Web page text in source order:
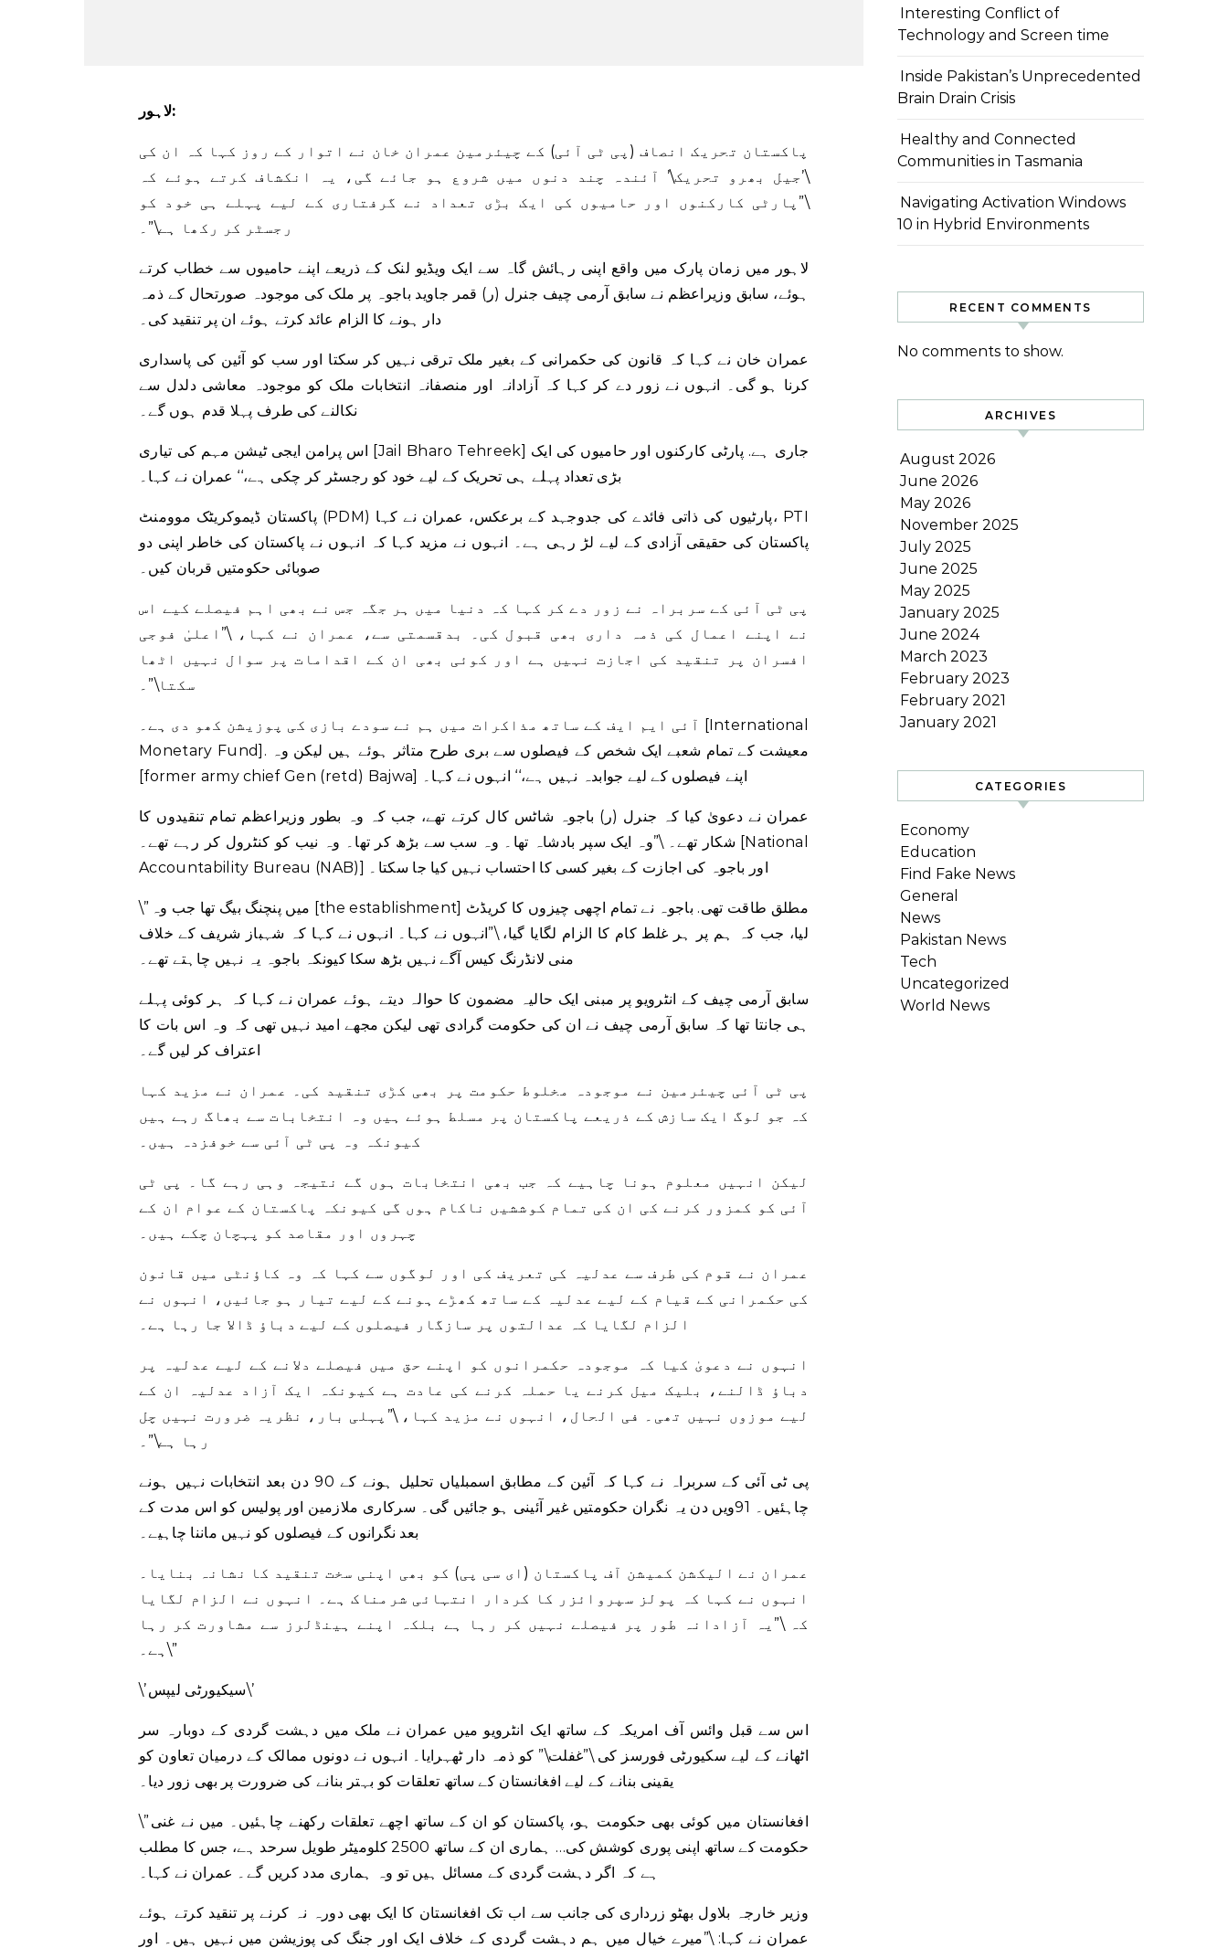
لاہور:
پاکستان تحریک انصاف (پی ٹی آئی) کے چیئرمین عمران خان نے اتوار کے روز کہا کہ ان کی
\’جیل بھرو تحریک\’ آئندہ چند دنوں میں شروع ہو جائے گی، یہ انکشاف کرتے ہوئے کہ
\”پارٹی کارکنوں اور حامیوں کی ایک بڑی تعداد نے گرفتاری کے لیے پہلے ہی خود کو
رجسٹر کر رکھا ہے\”۔
لاہور میں زمان پارک میں واقع اپنی رہائش گاہ سے ایک ویڈیو لنک کے ذریعے اپنے حامیوں سے خطاب کرتے
ہوئے، سابق وزیراعظم نے سابق آرمی چیف جنرل (ر) قمر جاوید باجوہ پر ملک کی موجودہ صورتحال کے ذمہ
دار ہونے کا الزام عائد کرتے ہوئے ان پر تنقید کی۔
عمران خان نے کہا کہ قانون کی حکمرانی کے بغیر ملک ترقی نہیں کر سکتا اور سب کو آئین کی پاسداری
کرنا ہو گی۔ انہوں نے زور دے کر کہا کہ آزادانہ اور منصفانہ انتخابات ملک کو موجودہ معاشی دلدل سے
نکالنے کی طرف پہلا قدم ہوں گے۔
اس پرامن ایجی ٹیشن مہم کی تیاری [Jail Bharo Tehreek] جاری ہے. پارٹی کارکنوں اور حامیوں کی ایک
بڑی تعداد پہلے ہی تحریک کے لیے خود کو رجسٹر کر چکی ہے،‘‘ عمران نے کہا۔
پاکستان ڈیموکریٹک موومنٹ (PDM) پارٹیوں کی ذاتی فائدے کی جدوجہد کے برعکس، عمران نے کہا، PTI
پاکستان کی حقیقی آزادی کے لیے لڑ رہی ہے۔ انہوں نے مزید کہا کہ انہوں نے پاکستان کی خاطر اپنی دو
صوبائی حکومتیں قربان کیں۔
پی ٹی آئی کے سربراہ نے زور دے کر کہا کہ دنیا میں ہر جگہ جس نے بھی اہم فیصلے کیے اس
نے اپنے اعمال کی ذمہ داری بھی قبول کی۔ بدقسمتی سے، عمران نے کہا، \”اعلیٰ فوجی
افسران پر تنقید کی اجازت نہیں ہے اور کوئی بھی ان کے اقدامات پر سوال نہیں اٹھا
سکتا\”۔
آئی ایم ایف کے ساتھ مذاکرات میں ہم نے سودے بازی کی پوزیشن کھو دی ہے۔ [International
Monetary Fund]. معیشت کے تمام شعبے ایک شخص کے فیصلوں سے بری طرح متاثر ہوئے ہیں لیکن وہ
[former army chief Gen (retd) Bajwa] اپنے فیصلوں کے لیے جوابدہ نہیں ہے،‘‘ انہوں نے کہا۔
عمران نے دعویٰ کیا کہ جنرل (ر) باجوہ شاٹس کال کرتے تھے، جب کہ وہ بطور وزیراعظم تمام تنقیدوں کا
شکار تھے۔ \”وہ ایک سپر بادشاہ تھا۔ وہ سب سے بڑھ کر تھا۔ وہ نیب کو کنٹرول کر رہے تھے۔ [National
Accountability Bureau (NAB)] اور باجوہ کی اجازت کے بغیر کسی کا احتساب نہیں کیا جا سکتا۔
\”میں پنچنگ بیگ تھا جب وہ [the establishment] مطلق طاقت تھی. باجوہ نے تمام اچھی چیزوں کا کریڈٹ
لیا، جب کہ ہم پر ہر غلط کام کا الزام لگایا گیا، \”انہوں نے کہا۔ انہوں نے کہا کہ شہباز شریف کے خلاف
منی لانڈرنگ کیس آگے نہیں بڑھ سکا کیونکہ باجوہ یہ نہیں چاہتے تھے۔
سابق آرمی چیف کے انٹرویو پر مبنی ایک حالیہ مضمون کا حوالہ دیتے ہوئے عمران نے کہا کہ ہر کوئی پہلے
ہی جانتا تھا کہ سابق آرمی چیف نے ان کی حکومت گرادی تھی لیکن مجھے امید نہیں تھی کہ وہ اس بات کا
اعتراف کر لیں گے۔
پی ٹی آئی چیئرمین نے موجودہ مخلوط حکومت پر بھی کڑی تنقید کی۔ عمران نے مزید کہا
کہ جو لوگ ایک سازش کے ذریعے پاکستان پر مسلط ہوئے ہیں وہ انتخابات سے بھاگ رہے ہیں
کیونکہ وہ پی ٹی آئی سے خوفزدہ ہیں۔
لیکن انہیں معلوم ہونا چاہیے کہ جب بھی انتخابات ہوں گے نتیجہ وہی رہے گا۔ پی ٹی
آئی کو کمزور کرنے کی ان کی تمام کوششیں ناکام ہوں گی کیونکہ پاکستان کے عوام ان کے
چہروں اور مقاصد کو پہچان چکے ہیں۔
عمران نے قوم کی طرف سے عدلیہ کی تعریف کی اور لوگوں سے کہا کہ وہ کاؤنٹی میں قانون
کی حکمرانی کے قیام کے لیے عدلیہ کے ساتھ کھڑے ہونے کے لیے تیار ہو جائیں، انہوں نے
الزام لگایا کہ عدالتوں پر سازگار فیصلوں کے لیے دباؤ ڈالا جا رہا ہے۔
انہوں نے دعویٰ کیا کہ موجودہ حکمرانوں کو اپنے حق میں فیصلے دلانے کے لیے عدلیہ پر
دباؤ ڈالنے، بلیک میل کرنے یا حملہ کرنے کی عادت ہے کیونکہ ایک آزاد عدلیہ ان کے
لیے موزوں نہیں تھی۔ فی الحال، انہوں نے مزید کہا، \”پہلی بار، نظریہ ضرورت نہیں چل
رہا ہے\”۔
پی ٹی آئی کے سربراہ نے کہا کہ آئین کے مطابق اسمبلیاں تحلیل ہونے کے 90 دن بعد انتخابات نہیں ہونے
چاہئیں۔ 91ویں دن یہ نگران حکومتیں غیر آئینی ہو جائیں گی۔ سرکاری ملازمین اور پولیس کو اس مدت کے
بعد نگرانوں کے فیصلوں کو نہیں ماننا چاہیے۔
عمران نے الیکشن کمیشن آف پاکستان (ای سی پی) کو بھی اپنی سخت تنقید کا نشانہ بنایا۔
انہوں نے کہا کہ پولز سپروائزر کا کردار انتہائی شرمناک ہے۔ انہوں نے الزام لگایا
کہ \”یہ آزادانہ طور پر فیصلے نہیں کر رہا ہے بلکہ اپنے ہینڈلرز سے مشاورت کر رہا
ہے۔\”
\’سیکیورٹی لیپس\’
اس سے قبل وائس آف امریکہ کے ساتھ ایک انٹرویو میں عمران نے ملک میں دہشت گردی کے دوبارہ سر
اٹھانے کے لیے سکیورٹی فورسز کی \”غفلت\” کو ذمہ دار ٹھہرایا۔ انہوں نے دونوں ممالک کے درمیان تعاون کو
یقینی بنانے کے لیے افغانستان کے ساتھ تعلقات کو بہتر بنانے کی ضرورت پر بھی زور دیا۔
\”افغانستان میں کوئی بھی حکومت ہو، پاکستان کو ان کے ساتھ اچھے تعلقات رکھنے چاہئیں۔ میں نے غنی
حکومت کے ساتھ اپنی پوری کوشش کی… ہماری ان کے ساتھ 2500 کلومیٹر طویل سرحد ہے، جس کا مطلب
ہے کہ اگر دہشت گردی کے مسائل ہیں تو وہ ہماری مدد کریں گے۔ عمران نے کہا۔
وزیر خارجہ بلاول بھٹو زرداری کی جانب سے اب تک افغانستان کا ایک بھی دورہ نہ کرنے پر تنقید کرتے ہوئے
عمران نے کہا: \”میرے خیال میں ہم دہشت گردی کے خلاف ایک اور جنگ کی پوزیشن میں نہیں ہیں۔ اور
Interesting Conflict of
Technology and Screen time
Inside Pakistan’s Unprecedented
Brain Drain Crisis
Healthy and Connected
Communities in Tasmania
Navigating Activation Windows
10 in Hybrid Environments
RECENT COMMENTS
No comments to show.
ARCHIVES
August 2026
June 2026
May 2026
November 2025
July 2025
June 2025
May 2025
January 2025
June 2024
March 2023
February 2023
February 2021
January 2021
CATEGORIES
Economy
Education
Find Fake News
General
News
Pakistan News
Tech
Uncategorized
World News